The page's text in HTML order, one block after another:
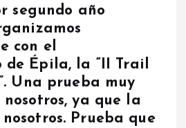
segundo año
con el
Épila, la “II Trail
Una prueba muy
ya que la
Prueba que